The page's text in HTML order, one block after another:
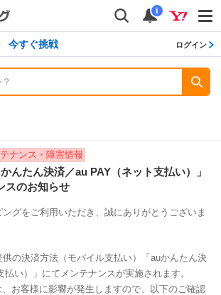
検索
通知
i
今すぐ挑戦 ログイン
ナンス・障害情報
んたん決済／au PAY（ネット支払い）」
スのお知らせ
グをご利用いただき、誠にありがとうございま
の決済方法（モバイル支払い）「auかんたん決
い）」にてメンテナンスが実施されます。
お客様に影響が発生しますので、以下のご確認